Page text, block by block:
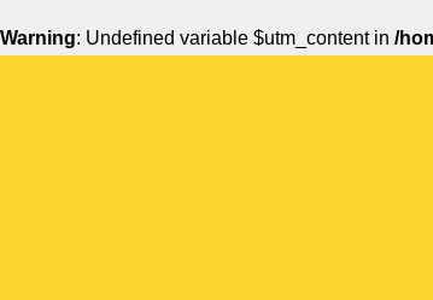
Warning: Undefined variable $utm_content in /